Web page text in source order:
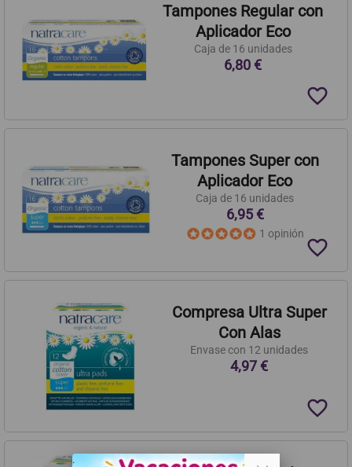
Tampones Regular con
Aplicador Eco
Caja de 16 unidades
6,80 €
favorite_border
Tampones Super con
Aplicador Eco
Caja de 16 unidades
6,95 €
1 opinión
favorite_border
Compresa Ultra Super
Con Alas
Envase con 12 unidades
4,97 €
favorite_border
. .